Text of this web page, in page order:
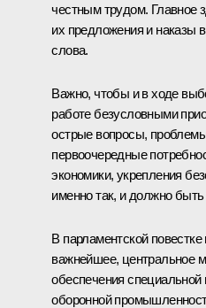
честным трудом. Главное
их предложения и наказы
слова.
Важно, чтобы и в ходе
работе безусловными
острые вопросы,
первоочередные
экономики, укрепления
именно так, и должно быть
В парламентской
важнейшее, центральное
обеспечения
оборонной